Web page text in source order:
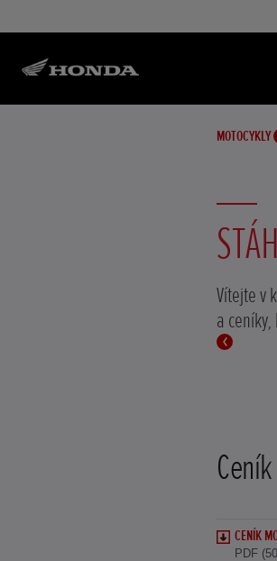
MOTOCYKLY
Vítejte v
a
Ceník
CENÍK
PDF